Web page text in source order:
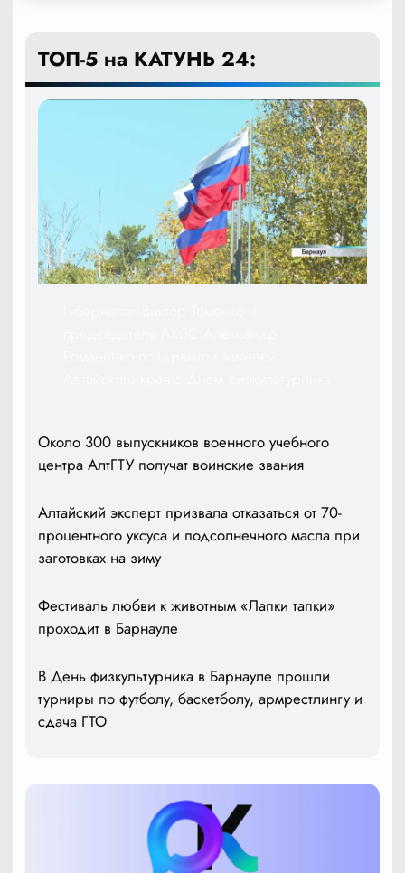
ТОП-5 на КАТУНЬ 24:
Около 300 выпускников военного учебного
центра АлтГТУ получат воинские звания
Алтайский эксперт призвала отказаться от 70-
процентного уксуса и подсолнечного масла при
заготовках на зиму
Фестиваль любви к животным «Лапки тапки»
проходит в Барнауле
В День физкультурника в Барнауле прошли
турниры по футболу, баскетболу, армрестлингу и
сдача ГТО